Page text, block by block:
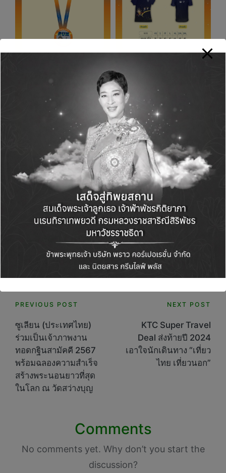
Green Life+
View All Posts
Post
navigation
PREVIOUS POST
ซูเลียน (ประเทศไทย)
ร่วมเป็นเจ้าภาพงาน
ทอดกฐินสามัคคี 2567
พร้อมฉลองความสำเร็จ
สร้างพระนอนยาวที่สุด
ในโลก ณ วัดสว่างบุญ
NEXT POST
KTC Super Travel
Deal ส่งท้ายปี 2024
เอาใจนักเดินทาง “เที่ยว
ไทย เที่ยวนอก”
Comments
No comments yet. Why don’t you start the
discussion?